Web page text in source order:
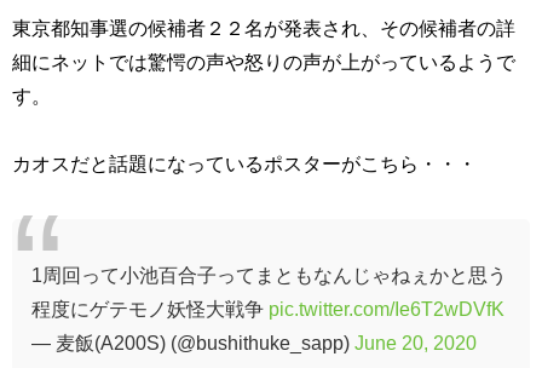
東京都知事選の候補者２２名が発表され、その候補者の詳
細にネットでは驚愕の声や怒りの声が上がっているようで
す。
カオスだと話題になっているポスターがこちら・・・
1周回って小池百合子ってまともなんじゃねぇかと思う
程度にゲテモノ妖怪大戦争 pic.twitter.com/Ie6T2wDVfK
— 麦飯(A200S) (@bushithuke_sapp) June 20, 2020